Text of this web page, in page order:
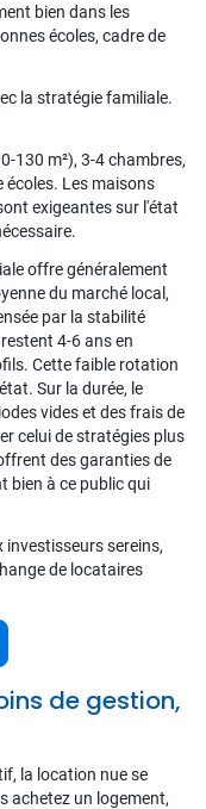
bien dans les
écoles, cadre de
la stratégie familiale.
130 m²), 3-4 chambres,
écoles. Les maisons
exigeantes sur l'état
offre généralement
du marché local,
par la stabilité
4-6 ans en
Cette faible rotation
Sur la durée, le
vides et des frais de
celui de stratégies plus
des garanties de
bien à ce public qui
investisseurs sereins,
de locataires
de gestion,
la location nue se
achetez un logement,